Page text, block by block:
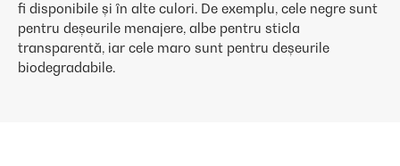
fi disponibile și în alte culori. De exemplu, cele negre sunt
pentru deșeurile menajere, albe pentru sticla
transparentă, iar cele maro sunt pentru deșeurile
biodegradabile.